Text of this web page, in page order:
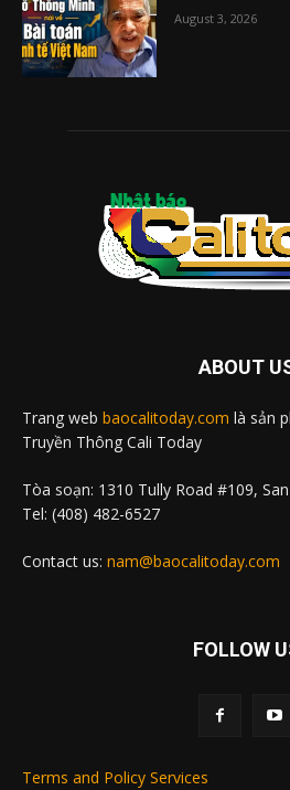
August 3, 2026
ABOUT
Trang web baocalitoday.com là sản
Truyền Thông Cali Today
Tòa soạn: 1310 Tully Road #109,
Tel: (408) 482-6527
Contact us: nam@baocalitoday.com
FOLLOW
Terms and Policy Services